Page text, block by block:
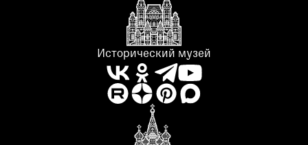
Исторический музей